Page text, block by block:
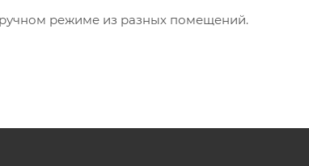
режиме из разных помещений.